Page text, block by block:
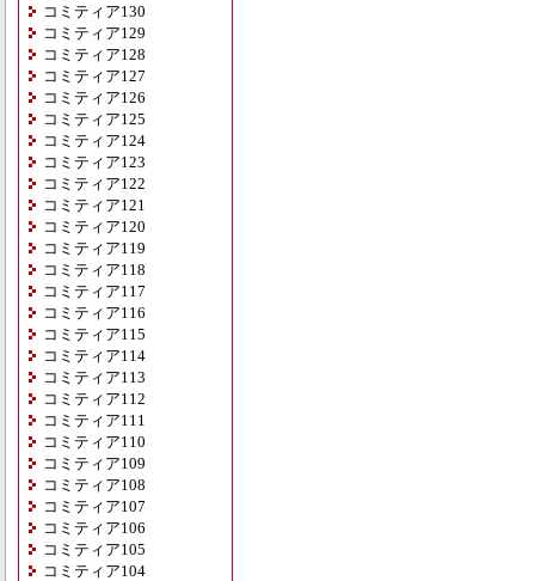
コミティア130
コミティア129
コミティア128
コミティア127
コミティア126
コミティア125
コミティア124
コミティア123
コミティア122
コミティア121
コミティア120
コミティア119
コミティア118
コミティア117
コミティア116
コミティア115
コミティア114
コミティア113
コミティア112
コミティア111
コミティア110
コミティア109
コミティア108
コミティア107
コミティア106
コミティア105
コミティア104